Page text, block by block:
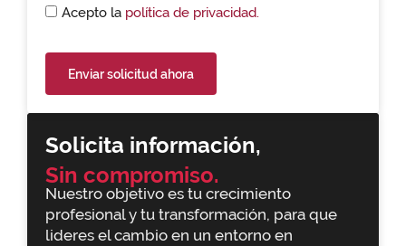
Solicita información,
Sin compromiso.
Nuestro objetivo es tu crecimiento
profesional y tu transformación, para que
lideres el cambio en un entorno en
Acepto la política de privacidad.
Enviar solicitud ahora